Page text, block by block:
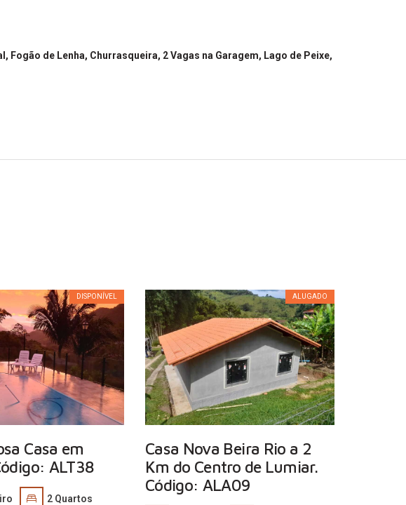
Fogão de Lenha, Churrasqueira, 2 Vagas na Garagem, Lago de Peixe,
DISPONÍVEL
Casa em
ALT38
2 Quartos
ALUGADO
Casa Nova Beira Rio a 2
Km do Centro de Lumiar.
Código: ALA09